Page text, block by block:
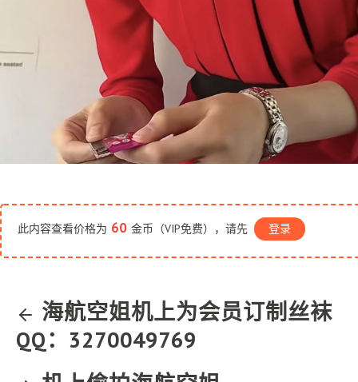
此内容查看价格为 60 金币（VIP免费），请先 登录
海航空姐机上为会员订制丝袜
QQ：3270049769